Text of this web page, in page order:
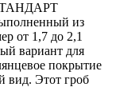
из
от 1,7 до 2,1
вариант для
покрытие
вид. Этот гроб